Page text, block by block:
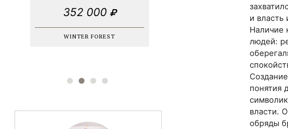
352 000
WINTER FOREST
и
Наличие
людей:
понятия
власти.
обряды